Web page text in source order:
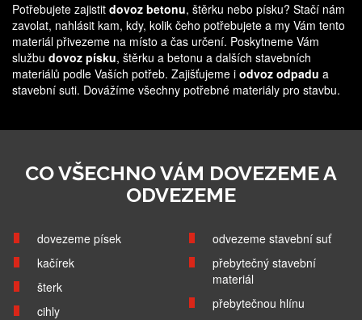
Potřebujete zajistit dovoz betonu, štěrku nebo písku? Stačí nám
zavolat, nahlásit kam, kdy, kolik čeho potřebujete a my Vám tento
materiál přivezeme na místo a čas určení. Poskytneme Vám
službu dovoz písku, štěrku a betonu a dalších stavebních
materiálů podle Vaších potřeb. Zajišťujeme i odvoz odpadu a
stavební suti. Dovážíme všechny potřebné materiály pro stavbu.
CO VŠECHNO VÁM DOVEZEME A
ODVEZEME
dovezeme písek
kačírek
šterk
cihly
odvezeme stavební suť
přebytečný stavební
materiál
přebytečnou hlínu